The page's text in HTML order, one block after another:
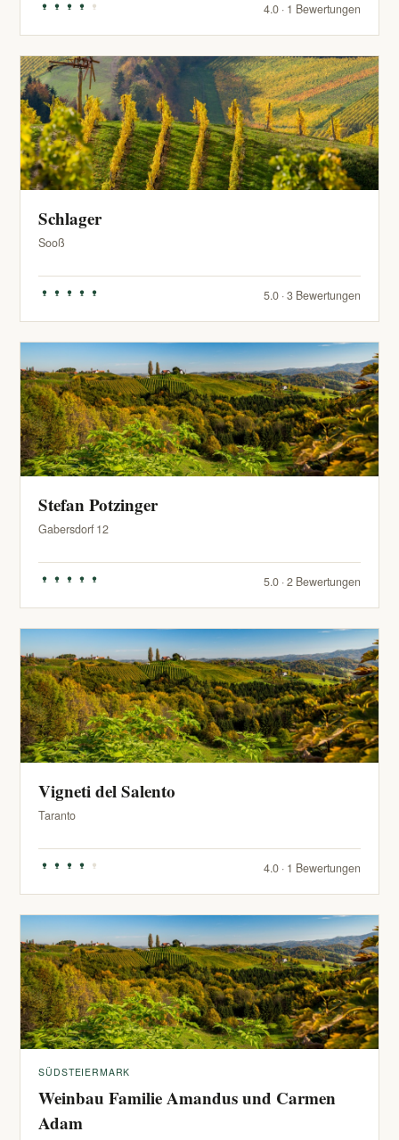
4.0 · 1 Bewertungen
Schlager
Sooß
5.0 · 3 Bewertungen
Stefan Potzinger
Gabersdorf 12
5.0 · 2 Bewertungen
Vigneti del Salento
Taranto
4.0 · 1 Bewertungen
SÜDSTEIERMARK
Weinbau Familie Amandus und Carmen
Adam